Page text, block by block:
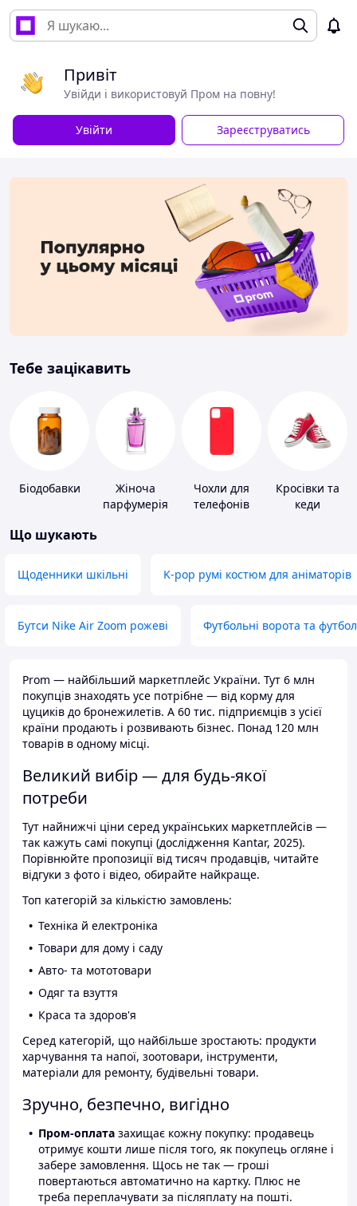
Привіт
Увійди і використовуй Пром на повну!
Увійти Зареєструватись
Тебе зацікавить
Біодобавки
Жіноча
парфумерія
Чохли для
телефонів
Кросівки та
кеди
Що шукають
Щоденники шкільні K-pop румі костюм для аніматорів
Бутси Nike Air Zoom рожеві Футбольні ворота та
Prom — найбільший маркетплейс України. Тут 6 млн
покупців знаходять усе потрібне — від корму для
цуциків до бронежилетів. А 60 тис. підприємців з усієї
країни продають і розвивають бізнес. Понад 120 млн
товарів в одному місці.
Великий вибір — для будь-якої
потреби
Тут найнижчі ціни серед українських маркетплейсів —
так кажуть самі покупці (дослідження Kantar, 2025).
Порівнюйте пропозиції від тисяч продавців, читайте
відгуки з фото і відео, обирайте найкраще.
Топ категорій за кількістю замовлень:
Техніка й електроніка
Товари для дому і саду
Авто- та мототовари
Одяг та взуття
Краса та здоров'я
Серед категорій, що найбільше зростають: продукти
харчування та напої, зоотовари, інструменти,
матеріали для ремонту, будівельні товари.
Зручно, безпечно, вигідно
Пром-оплата захищає кожну покупку: продавець
отримує кошти лише після того, як покупець огляне і
забере замовлення. Щось не так — гроші
повертаються автоматично на картку. Плюс не
треба переплачувати за післяплату на пошті.